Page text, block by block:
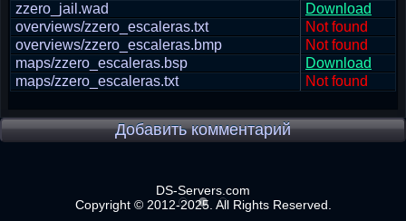
zzero_jail.wad
Download
overviews/zzero_escaleras.txt
Not found
overviews/zzero_escaleras.bmp
Not found
maps/zzero_escaleras.bsp
Download
maps/zzero_escaleras.txt
Not found
Добавить комментарий
DS-Servers.com
Copyright © 2012-2025. All Rights Reserved.